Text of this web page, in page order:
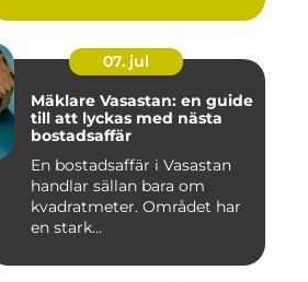
07. jul
Mäklare Vasastan: en guide
till att lyckas med nästa
bostadsaffär
En bostadsaffär i Vasastan
handlar sällan bara om
kvadratmeter. Området har
en stark...